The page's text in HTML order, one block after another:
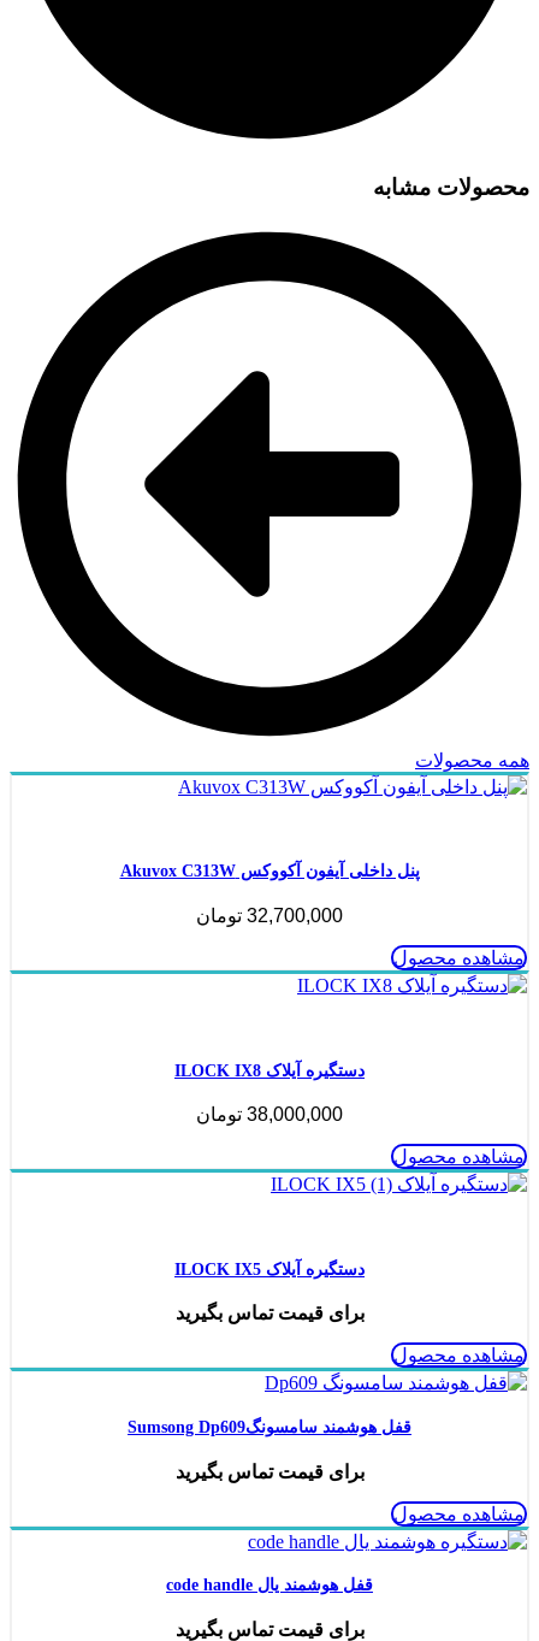
محصولات مشابه
همه محصولات
پنل داخلی آیفون آکووکس Akuvox C313W
32,700,000 تومان
مشاهده محصول
دستگیره آیلاک ILOCK IX8
38,000,000 تومان
مشاهده محصول
دستگیره آیلاک ILOCK IX5
برای قیمت تماس بگیرید
مشاهده محصول
قفل هوشمند سامسونگSumsong Dp609
برای قیمت تماس بگیرید
مشاهده محصول
قفل هوشمند یال code handle
برای قیمت تماس بگیرید